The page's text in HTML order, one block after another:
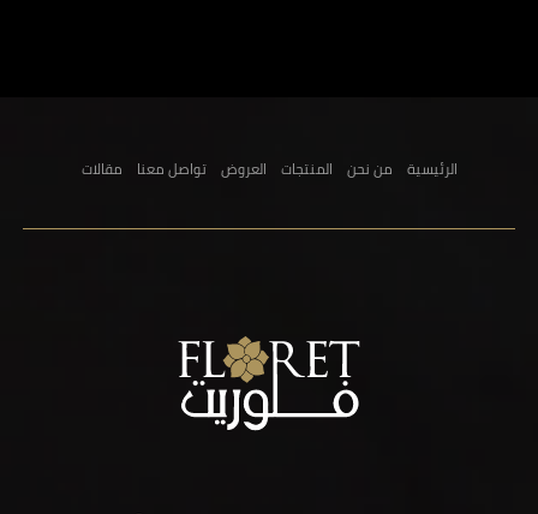
الرئيسية من نحن المنتجات العروض تواصل معنا مقالات